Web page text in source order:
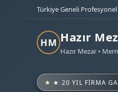
Türkiye Geneli
HM Hazır
Hazır Mezar •
★ 20 YIL FIRMA